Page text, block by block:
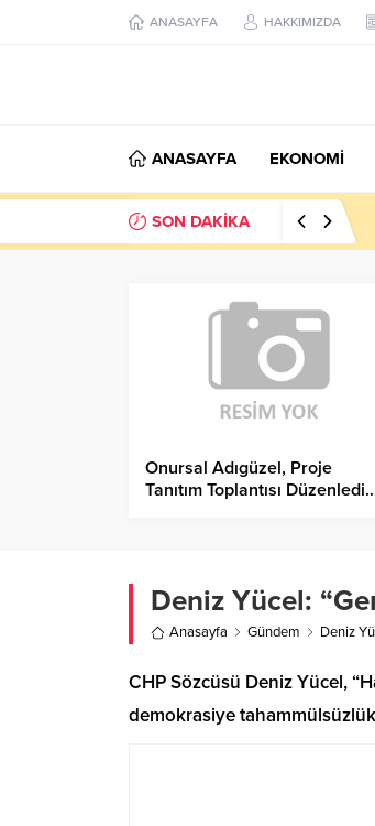
ANASAYFA HAKKIMIZDA
ANASAYFA EKONOMİ
SON DAKİKA
Onursal Adıgüzel, Proje
Tanıtım Toplantısı
Deniz Yücel:
Anasayfa Gündem Deniz
CHP Sözcüsü Deniz Yücel,
demokrasiye